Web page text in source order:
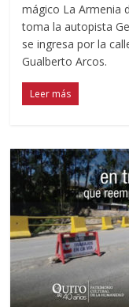
mágico La Armenia
toma la autopista
se ingresa por la
Gualberto Arcos.
Leer más